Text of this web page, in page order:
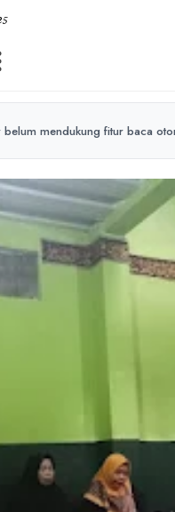
belum mendukung fitur baca